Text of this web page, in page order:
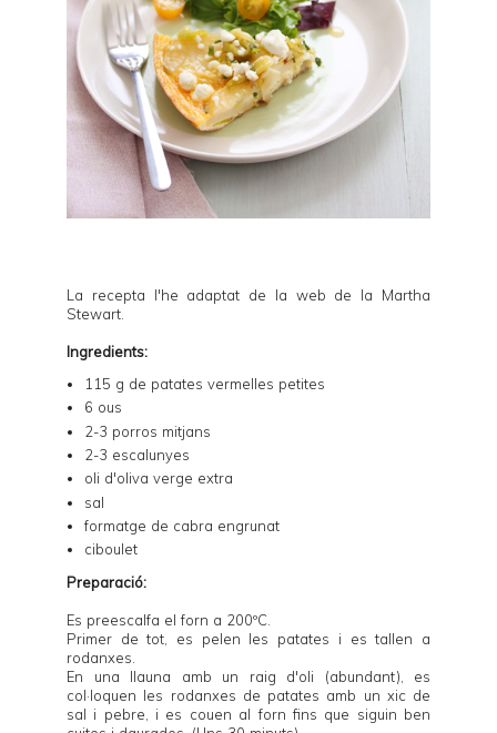
La recepta l'he adaptat de la web de la Martha
Stewart
Ingredients:
115 g de patates vermelles petites
6 ous
2-3 porros mitjans
2-3 escalunyes
oli d'oliva verge extra
sal
formatge de cabra engrunat
ciboulet
Preparació:
Es preescalfa el forn a 200ºC.
Primer de tot, es pelen les patates i es tallen a
rodanxes.
En una llauna amb un raig d'oli (abundant), es
col·loquen les rodanxes de patates amb un xic de
sal i pebre, i es couen al forn fins que siguin ben